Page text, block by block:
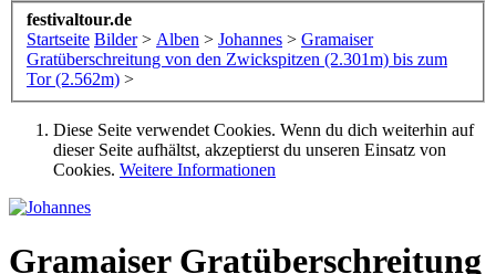
festivaltour.de
Startseite Bilder > Alben > Johannes > Gramaiser
Gratüberschreitung von den Zwickspitzen (2.301m) bis zum
Tor (2.562m) >
Diese Seite verwendet Cookies. Wenn du dich weiterhin auf
dieser Seite aufhältst, akzeptierst du unseren Einsatz von
Cookies. Weitere Informationen
Gramaiser Gratüberschreitung